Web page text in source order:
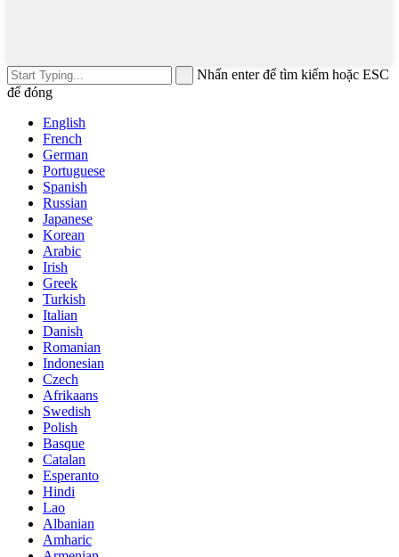
Nhấn enter để tìm kiếm hoặc ESC
để đóng
English
French
German
Portuguese
Spanish
Russian
Japanese
Korean
Arabic
Irish
Greek
Turkish
Italian
Danish
Romanian
Indonesian
Czech
Afrikaans
Swedish
Polish
Basque
Catalan
Esperanto
Hindi
Lao
Albanian
Amharic